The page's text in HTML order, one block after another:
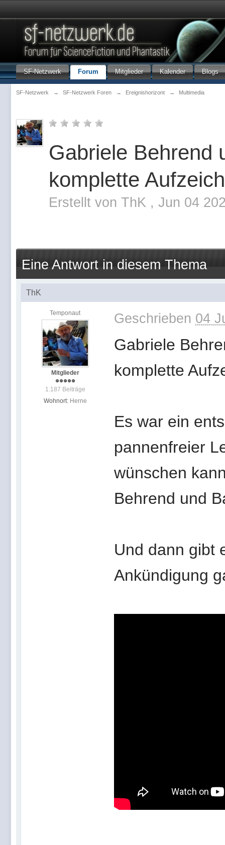
SF-Netzwerk Forum Mitglieder Kalender Blogs
SF-Netzwerk → SF-Netzwerk Foren → Ereignishorizont → Multimedia
Gabriele Behrend
komplette
Erstellt von ThK , Jun 04
Eine Antwort in diesem Thema
ThK
Temponaut
Mitglieder
1.187 Beiträge
Wohnort: Herne
Geschrieben 04
Gabriele
komplette
Es war ein
pannenfreier
wünschen
Behrend und
Und dann gibt
Ankündigung